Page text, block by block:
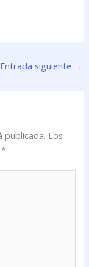
Entrada siguiente →
publicada. Los
*